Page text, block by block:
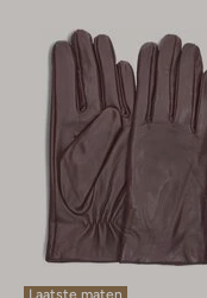
Laatste maten